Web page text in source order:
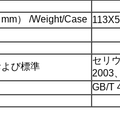
） /Weight/Case
び標準
セリ
2003、
GB/T